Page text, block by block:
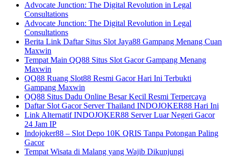
Advocate Junction: The Digital Revolution in Legal
Consultations
Advocate Junction: The Digital Revolution in Legal
Consultations
Berita Link Daftar Situs Slot Jaya88 Gampang Menang Cuan
Maxwin
Tempat Main QQ88 Situs Slot Gacor Gampang Menang
Maxwin
QQ88 Ruang Slot88 Resmi Gacor Hari Ini Terbukti
Gampang Maxwin
QQ88 Situs Dadu Online Besar Kecil Resmi Terpercaya
Daftar Slot Gacor Server Thailand INDOJOKER88 Hari Ini
Link Alternatif INDOJOKER88 Server Luar Negeri Gacor
24 Jam IP
Indojoker88 – Slot Depo 10K QRIS Tanpa Potongan Paling
Gacor
Tempat Wisata di Malang yang Wajib Dikunjungi